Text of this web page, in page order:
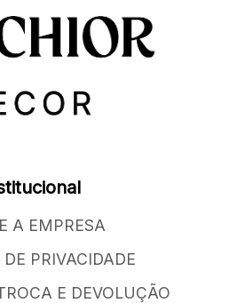
A EMPRESA
PRIVACIDADE
E DEVOLUÇÃO